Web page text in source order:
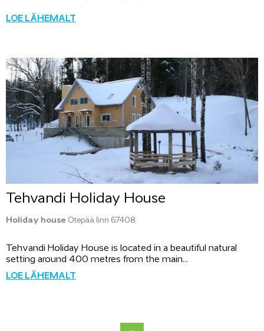
LOE LÄHEMALT
Tehvandi Holiday House
Holiday house Otepää linn 67408
Tehvandi Holiday House is located in a beautiful natural
setting around 400 metres from the main...
LOE LÄHEMALT